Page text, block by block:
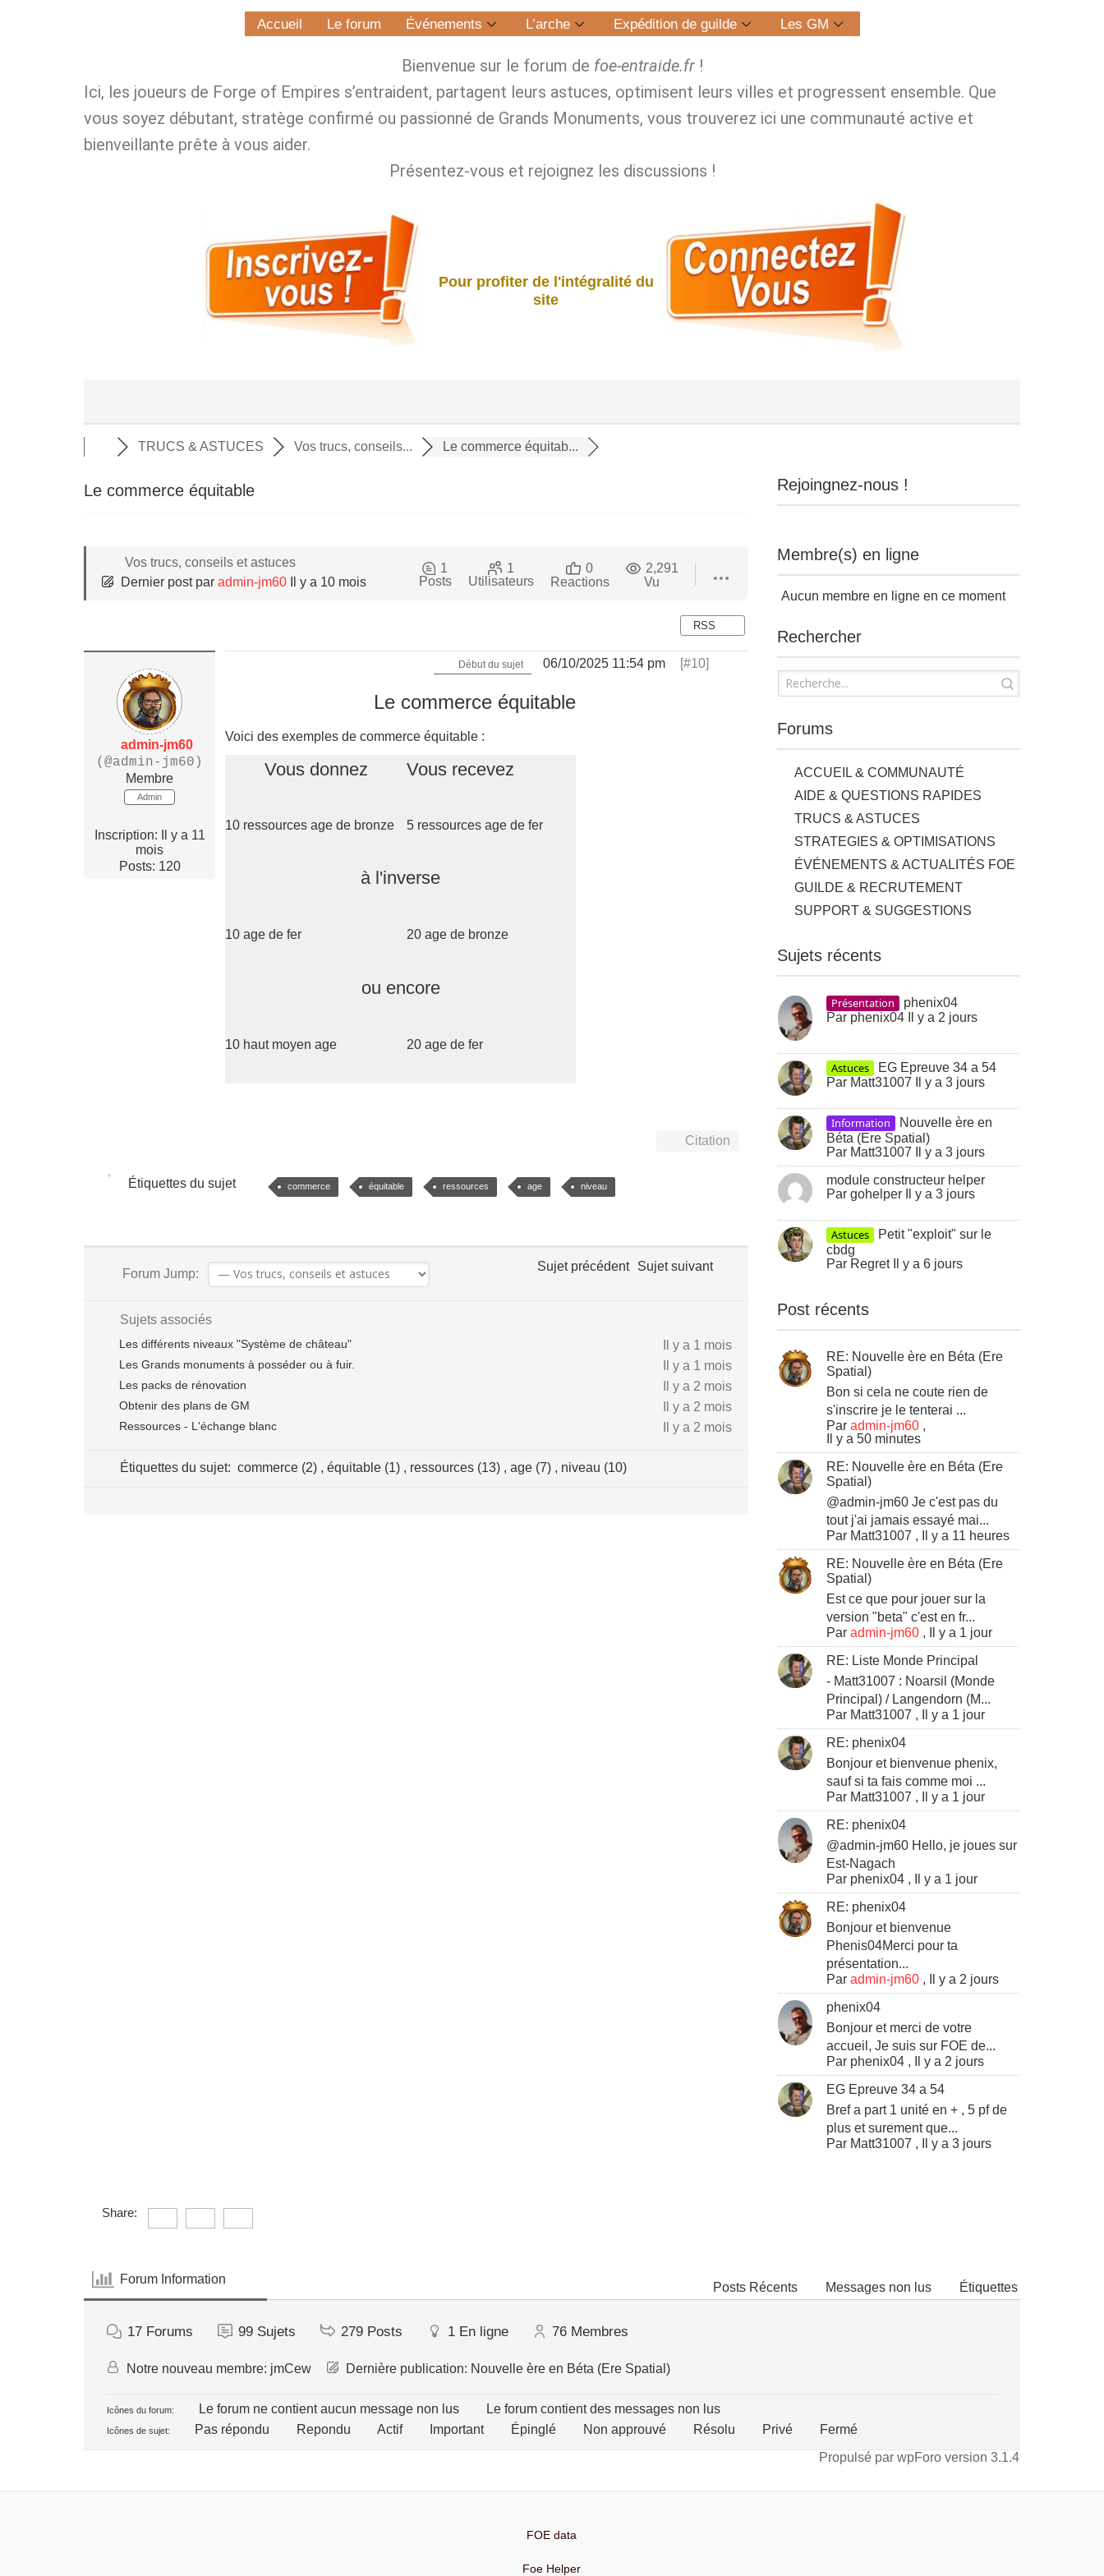
Accueil Le forum Événements L’arche Expédition de guilde Les GM
Bienvenue sur le forum de foe‑entraide.fr!
Ici, les joueurs de Forge of Empires s’entraident, partagent leurs astuces, optimisent leurs villes et progressent ensemble. Que
vous soyez débutant, stratège confirmé ou passionné de Grands Monuments, vous trouverez ici une communauté active et
bienveillante prête à vous aider.
Présentez‑vous et rejoignez les discussions !
Pour profiter de l'intégralité du
site
TRUCS & ASTUCES Vos trucs, conseils... Le commerce équitab...
Le commerce équitable
Vos trucs, conseils et astuces
Dernier post par admin-jm60 Il y a 10 mois
1
Posts
1
Utilisateurs
0
Reactions
2,291
Vu
RSS
admin-jm60
(@admin-jm60)
Membre
Admin
Inscription: Il y a 11
mois
Posts: 120
Début du sujet 06/10/2025 11:54 pm [#10]
Le commerce équitable
Voici des exemples de commerce équitable :
Vous donnez Vous recevez
10 ressources age de bronze 5 ressources age de fer
à l'inverse
10 age de fer 20 age de bronze
ou encore
10 haut moyen age 20 age de fer
Citation
Étiquettes du sujet commerce équitable ressources age niveau
Forum Jump:
Sujet précédent Sujet suivant
Sujets associés
Les différents niveaux "Système de château" Il y a 1 mois
Les Grands monuments à posséder ou à fuir. Il y a 1 mois
Les packs de rénovation Il y a 2 mois
Obtenir des plans de GM Il y a 2 mois
Ressources - L'échange blanc Il y a 2 mois
Étiquettes du sujet: commerce (2) , équitable (1) , ressources (13) , age (7) , niveau (10)
Rejoingnez-nous !
Membre(s) en ligne
Aucun membre en ligne en ce moment
Rechercher
Forums
ACCUEIL & COMMUNAUTÉ
AIDE & QUESTIONS RAPIDES
TRUCS & ASTUCES
STRATEGIES & OPTIMISATIONS
ÉVÉNEMENTS & ACTUALITÉS FOE
GUILDE & RECRUTEMENT
SUPPORT & SUGGESTIONS
Sujets récents
Présentation
phenix04
Par phenix04 Il y a 2 jours
Astuces
EG Epreuve 34 a 54
Par Matt31007 Il y a 3 jours
Information
Nouvelle ère en
Béta (Ere Spatial)
Par Matt31007
Il y a 3 jours
module constructeur helper
Par gohelper Il y a 3 jours
Astuces
Petit "exploit" sur le
cbdg
Par Regret Il y a 6 jours
Post récents
RE: Nouvelle ère en Béta (Ere
Spatial)
Bon si cela ne coute rien de
s'inscrire je le tenterai ...
Par admin-jm60,
Il y a 50 minutes
RE: Nouvelle ère en Béta (Ere
Spatial)
@admin-jm60 Je c'est pas du
tout j'ai jamais essayé mai...
Par Matt31007 ,
Il y a 11 heures
RE: Nouvelle ère en Béta (Ere
Spatial)
Est ce que pour jouer sur la
version "beta" c'est en fr...
Par admin-jm60,
Il y a 1 jour
RE: Liste Monde Principal
- Matt31007 : Noarsil (Monde
Principal) / Langendorn (M...
Par Matt31007 ,
Il y a 1 jour
RE: phenix04
Bonjour et bienvenue phenix,
sauf si ta fais comme moi ...
Par Matt31007 ,
Il y a 1 jour
RE: phenix04
@admin-jm60 Hello, je joues sur
Est-Nagach
Par phenix04,
Il y a 1 jour
RE: phenix04
Bonjour et bienvenue
Phenis04Merci pour ta
présentation...
Par admin-jm60,
Il y a 2 jours
phenix04
Bonjour et merci de votre
accueil, Je suis sur FOE de...
Par phenix04,
Il y a 2 jours
EG Epreuve 34 a 54
Bref a part 1 unité en + , 5 pf de
plus et surement que...
Par Matt31007 , Il y a 3 jours
Share:
Forum Information
Posts Récents Messages non lus Étiquettes
17 Forums 99 Sujets 279 Posts 1 En ligne 76 Membres
Notre nouveau membre: jmCew Dernière publication: Nouvelle ère en Béta (Ere Spatial)
Icônes du forum: Le forum ne contient aucun message non lus Le forum contient des messages non lus
Icônes de sujet: Pas répondu Repondu Actif Important Épinglé Non approuvé Résolu Privé
Fermé
Propulsé par wpForo version 3.1.4
FOE data
Foe Helper